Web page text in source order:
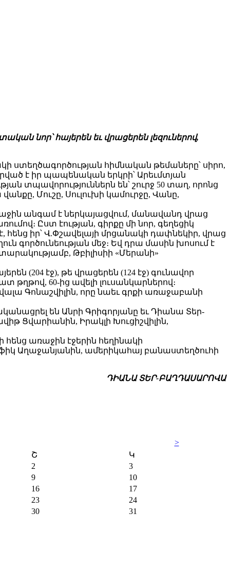
նոր՝ հայերեն եւ վրացերեն լեզուներով,
ստեղծագործության հիմնական թեմաները՝ սիրո,
է իր պապենական երկրի՝ Արեւմտյան
տպավորություններն են՝ շուրջ 50 տաղ, որոնց
Մուշը, Սուլուխի կամուրջը, Վանը,
անգամ է ներկայացվում, մանավանդ վրաց
Ըստ էության, գիրքը մի նոր, գեղեցիկ
հենց իր՝ Վ.Փշավելայի մրցանակի դափնեկիր, վրաց
գործունեության մեջ։ Եվ դրա մասին խոսում է
Թբիլիսիի «Մերանի»
(204 էջ), թե վրացերեն (124 էջ) գունավոր
60-ից ավելի լուսանկարներով։
Գոնաշվիլին, որը նաեւ գրքի առաջաբանի
են Անրի Գրիգորյանը եւ Դիանա Տեր-
Ցվարիանին, Իրակլի Խուցիշվիլին,
հենց առաջին էջերին հեղինակի
Աղաջանյանին, ամերիկահայ բանաստեղծուհի
ԴԻԱՆԱ ՏԵՐ-ԲԱՂԴԱՍԱՐՈՎԱ
>
Շ
Կ
2
3
9
10
16
17
23
24
30 31